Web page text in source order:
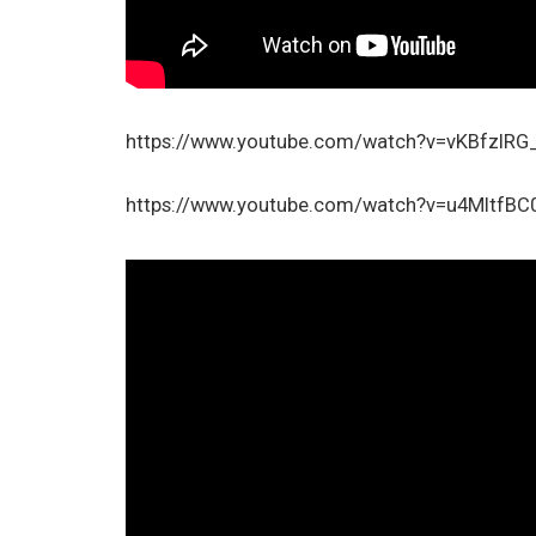
https://www.youtube.com/
https://www.youtube.com/